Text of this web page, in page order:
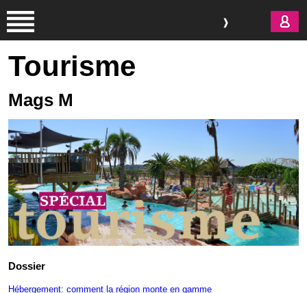
Tourisme
Mags M
Dossier
Hébergement: comment la région monte en gamme